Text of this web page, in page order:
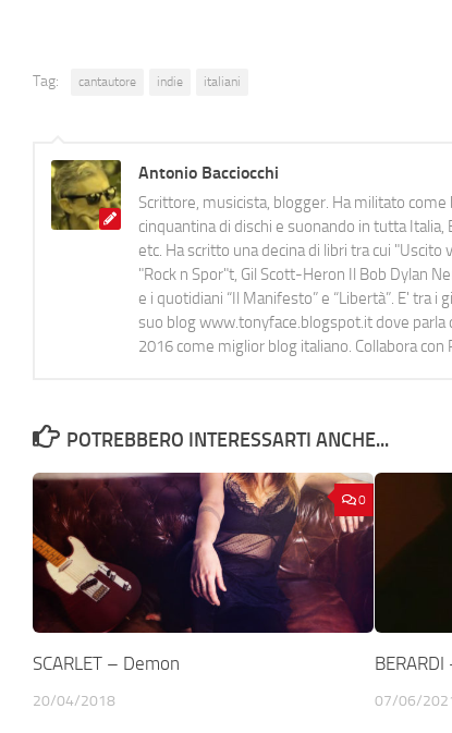
Tag: cantautore indie italiani
Antonio Bacciocchi
Scrittore, musicista, blogger. Ha militato
cinquantina di dischi e suonando in tutta Italia,
etc. Ha scritto una decina di libri tra cui "Uscito
"Rock n Spor"t, Gil Scott-Heron Il Bob Dylan
e i quotidiani “Il Manifesto” e “Libertà”. E' tra
suo blog www.tonyface.blogspot.it dove parla
2016 come miglior blog italiano. Collabora con
POTREBBERO INTERESSARTI ANCHE...
0
SCARLET – Demon
20/04/2018 07/06/